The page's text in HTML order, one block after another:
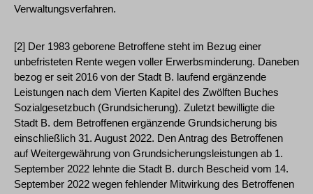
Verwaltungsverfahren.
[2] Der 1983 geborene Betroffene steht im Bezug einer
unbefristeten Rente wegen voller Erwerbsminderung. Daneben
bezog er seit 2016 von der Stadt B. laufend ergänzende
Leistungen nach dem Vierten Kapitel des Zwölften Buches
Sozialgesetzbuch (Grundsicherung). Zuletzt bewilligte die
Stadt B. dem Betroffenen ergänzende Grundsicherung bis
einschließlich 31. August 2022. Den Antrag des Betroffenen
auf Weitergewährung von Grundsicherungsleistungen ab 1.
September 2022 lehnte die Stadt B. durch Bescheid vom 14.
September 2022 wegen fehlender Mitwirkung des Betroffenen